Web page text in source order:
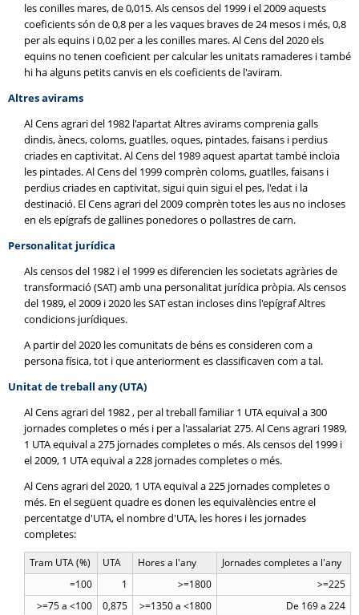
les conilles mares, de 0,015. Als censos del 1999 i el 2009 aquests
coeficients són de 0,8 per a les vaques braves de 24 mesos i més, 0,8
per als equins i 0,02 per a les conilles mares. Al Cens del 2020 els
equins no tenen coeficient per calcular les unitats ramaderes i també
hi ha alguns petits canvis en els coeficients de l'aviram.
Altres avirams
Al Cens agrari del 1982 l'apartat Altres avirams comprenia galls
dindis, ànecs, coloms, guatlles, oques, pintades, faisans i perdius
criades en captivitat. Al Cens del 1989 aquest apartat també incloïa
les pintades. Al Cens del 1999 comprèn coloms, guatlles, faisans i
perdius criades en captivitat, sigui quin sigui el pes, l'edat i la
destinació. El Cens agrari del 2009 comprèn totes les aus no incloses
en els epígrafs de gallines ponedores o pollastres de carn.
Personalitat jurídica
Als censos del 1982 i el 1999 es diferencien les societats agràries de
transformació (SAT) amb una personalitat jurídica pròpia. Als censos
del 1989, el 2009 i 2020 les SAT estan incloses dins l'epígraf Altres
condicions jurídiques.
A partir del 2020 les comunitats de béns es consideren com a
persona física, tot i que anteriorment es classificaven com a tal.
Unitat de treball any (UTA)
Al Cens agrari del 1982 , per al treball familiar 1 UTA equival a 300
jornades completes o més i per a l'assalariat 275. Al Cens agrari 1989,
1 UTA equival a 275 jornades completes o més. Als censos del 1999 i
el 2009, 1 UTA equival a 228 jornades completes o més.
Al Cens agrari del 2020, 1 UTA equival a 225 jornades completes o
més. En el següent quadre es donen les equivalències entre el
percentatge d'UTA, el nombre d'UTA, les hores i les jornades
completes:
Tram UTA (%) UTA Hores a l'any
Jornades completes a l'any
=100
1 >=1800
>=225
>=75 a <100
0,875 >=1350 a <1800
De 169 a 224